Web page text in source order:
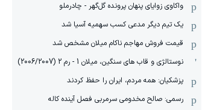
واکاوی زوایای پنهان پرونده گل‌گهر - چادرملو
یک تیم دیگر مدعی کسب سهمیه آسیا شد
قیمت فروش مهاجم ناکام میلان مشخص شد
نوستالژی و قاب های سنگین، میلان 1 - رم 2 (2006/2007)
پزشکیان: همه مردم، ایران را حفظ کردند
رسمی: صالح مخدومی سرمربی فصل آینده کاله